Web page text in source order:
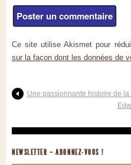
Ce site utilise Akismet pour
sur la façon dont les données de
Une passionnante histoire de
NEWSLETTER – ABONNEZ-VOUS !